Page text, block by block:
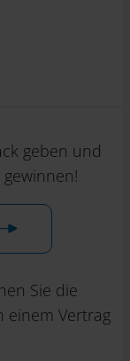
geben und
Sie die
einem Vertrag